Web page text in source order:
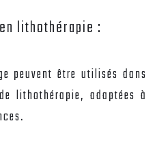
lithothérapie :
peuvent être utilisés dans
lithothérapie, adaptées à